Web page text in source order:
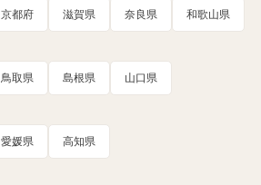
京都府 滋賀県 奈良県 和歌山県
鳥取県 島根県 山口県
愛媛県 高知県